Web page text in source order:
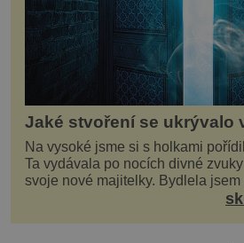
Jaké stvoření se ukrývalo
Na vysoké jsme si s holkami
Ta vydávala po nocích divné
svoje nové majitelky. Bydlela jsem
kamarádkami a bavilo nás